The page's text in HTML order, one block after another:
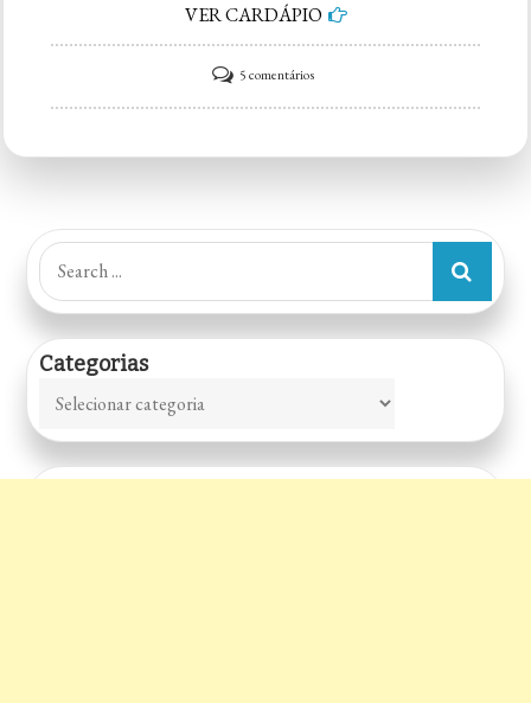
VER CARDÁPIO
5 comentáriosem
Zucco
Contemporâneo,
Massas,
Vinhos
Search
for:
Categorias
Categorias